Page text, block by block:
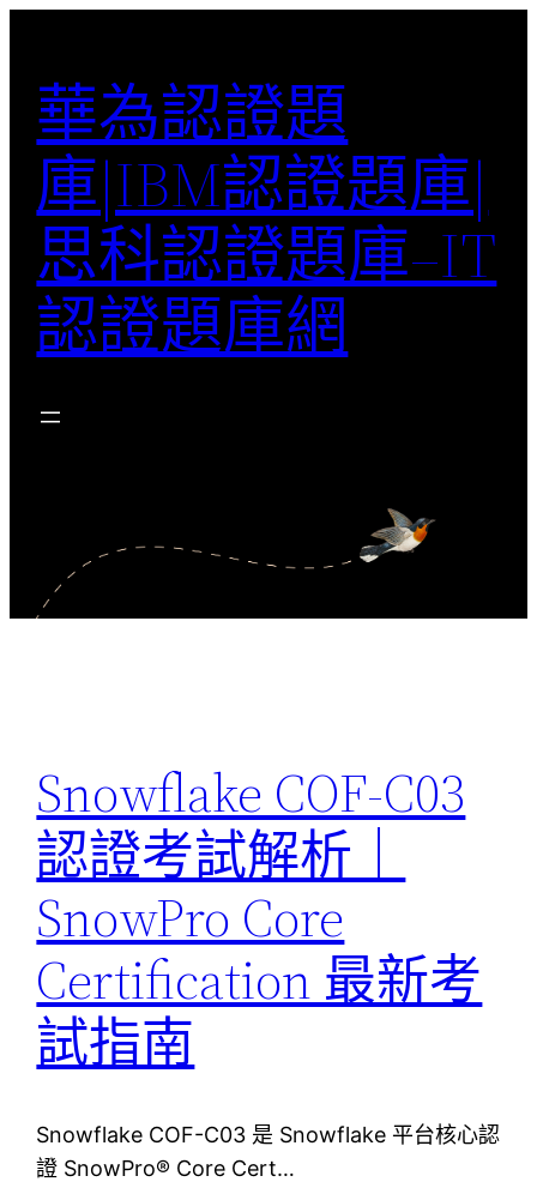
華為認證題
庫|IBM認證題庫|
思科認證題庫–IT
認證題庫網
Snowflake COF-C03
認證考試解析｜
SnowPro Core
Certification 最新考
試指南
Snowflake COF-C03 是 Snowflake 平台核心認
證 SnowPro® Core Cert…